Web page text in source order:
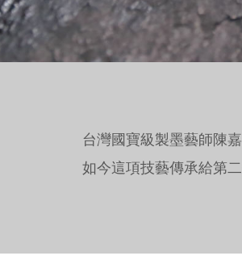
台灣國寶級製墨藝師陳
如今這項技藝傳承給第